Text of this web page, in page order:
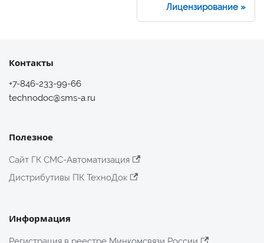
Лицензирование
Контакты
+7-846-233-99-66
technodoc@sms-a.ru
Полезное
Сайт ГК СМС-Автоматизация
Дистрибутивы ПК ТехноДок
Информация